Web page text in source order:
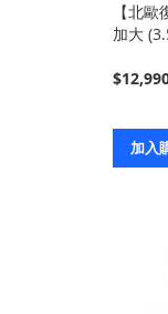
【北
加大
加入